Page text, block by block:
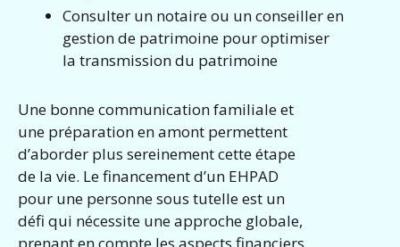
Consulter un notaire ou un conseiller en
gestion de patrimoine pour optimiser
la transmission du patrimoine
Une bonne communication familiale et
une préparation en amont permettent
d’aborder plus sereinement cette étape
de la vie. Le financement d’un EHPAD
pour une personne sous tutelle est un
défi qui nécessite une approche globale,
prenant en compte les aspects financiers,